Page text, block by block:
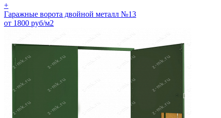
+
Гаражные ворота двойной металл №13
от 1800 руб/м2